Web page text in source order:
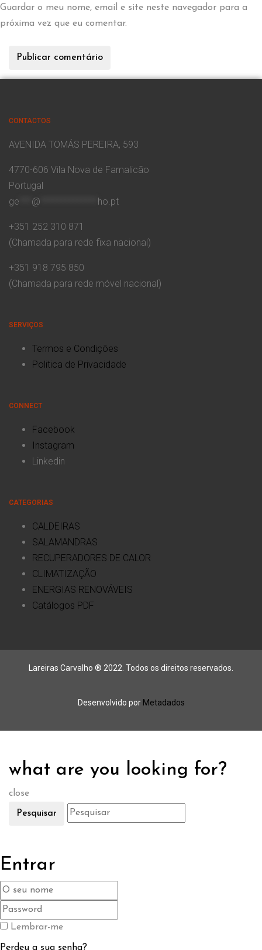
Guardar o meu nome, email e site neste navegador para a
próxima vez que eu comentar.
CONTACTOS
AVENIDA TOMÁS PEREIRA, 593
4770-606 Vila Nova de Famalicão
Portugal
ge
@ ho.pt
+351 252 310 871
(Chamada para rede fixa nacional)
+351 918 795 850
(Chamada para rede móvel nacional)
SERVIÇOS
Termos e Condições
Politica de Privacidade
CONNECT
Facebook
Instagram
Linkedin
CATEGORIAS
CALDEIRAS
SALAMANDRAS
RECUPERADORES DE CALOR
CLIMATIZAÇÃO
ENERGIAS RENOVÁVEIS
Catálogos PDF
Lareiras Carvalho ® 2022. Todos os direitos reservados.
Desenvolvido por Metadados
what are you looking for?
close
Pesquisar
Entrar
Lembrar-me
Perdeu a sua senha?